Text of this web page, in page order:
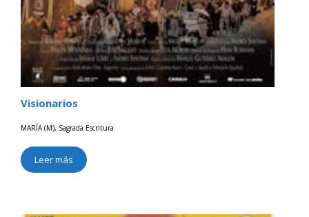
Visionarios
MARÍA (M), Sagrada Escritura
Leer más